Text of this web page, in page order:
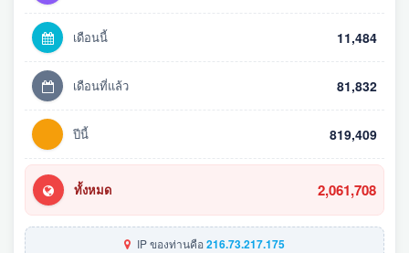
เดือนนี้ 11,484
เดือนที่แล้ว 81,832
ปีนี้ 819,409
ทั้งหมด 2,061,708
IP ของท่านคือ216.73.217.175